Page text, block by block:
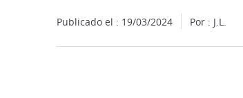
Publicado el : 19/03/2024 Por : J.L.